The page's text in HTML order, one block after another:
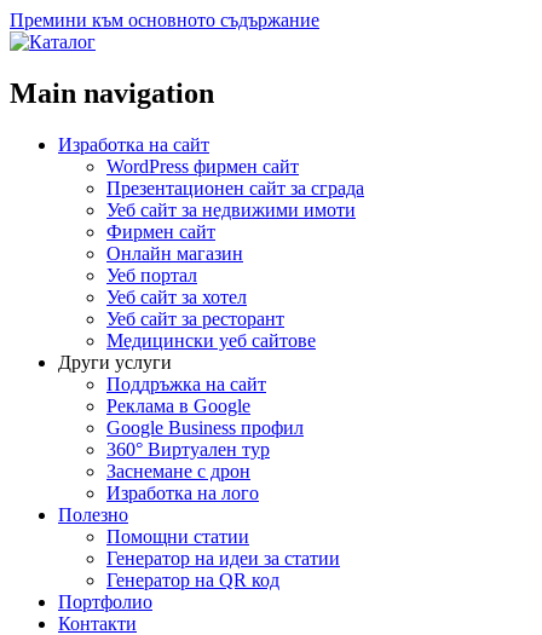
Премини към основното съдържание
Main navigation
Изработка на сайт
WordPress фирмен сайт
Презентационен сайт за сграда
Уеб сайт за недвижими имоти
Фирмен сайт
Онлайн магазин
Уеб портал
Уеб сайт за хотел
Уеб сайт за ресторант
Медицински уеб сайтове
Други услуги
Поддръжка на сайт
Реклама в Google
Google Business профил
360° Виртуален тур
Заснемане с дрон
Изработка на лого
Полезно
Помощни статии
Генератор на идеи за статии
Генератор на QR код
Портфолио
Контакти